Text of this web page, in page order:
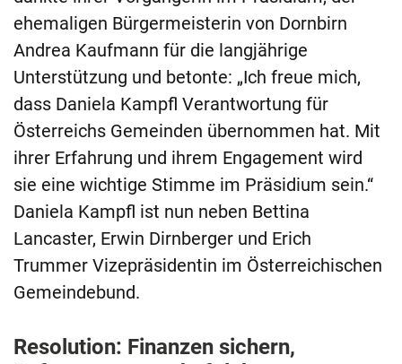
ehemaligen Bürgermeisterin von Dornbirn
Andrea Kaufmann für die langjährige
Unterstützung und betonte: „Ich freue mich,
dass Daniela Kampfl Verantwortung für
Österreichs Gemeinden übernommen hat. Mit
ihrer Erfahrung und ihrem Engagement wird
sie eine wichtige Stimme im Präsidium sein.“
Daniela Kampfl ist nun neben Bettina
Lancaster, Erwin Dirnberger und Erich
Trummer Vizepräsidentin im Österreichischen
Gemeindebund.
Resolution: Finanzen sichern,